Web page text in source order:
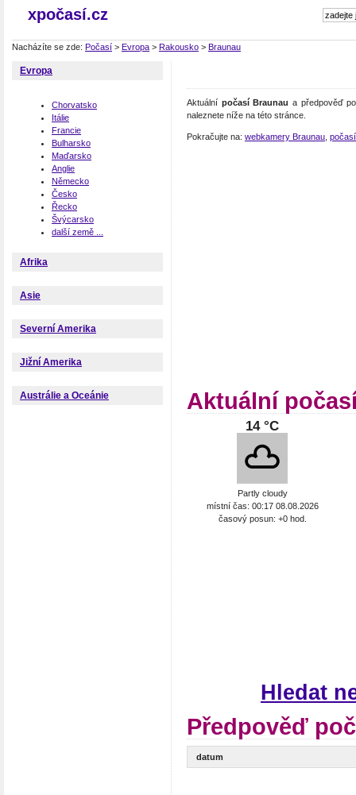
xpočasí.cz
Nacházíte se zde: Počasí > Evropa > Rakousko > Braunau
Evropa
Chorvatsko
Itálie
Francie
Bulharsko
Maďarsko
Anglie
Německo
Česko
Řecko
Švýcarsko
další země ...
Afrika
Asie
Severní Amerika
Jižní Amerika
Austrálie a Oceánie
Aktuální počasí Braunau a předpověď
naleznete níže na této stránce.
Pokračujte na: webkamery Braunau
Aktuální
14 °C
Partly cloudy
místní čas: 00:17 08.08.2026
časový posun: +0 hod.
Hledat
Předpověď
datum